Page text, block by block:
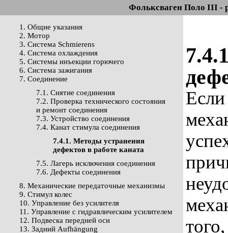
Фольксваген Поло III -
1. Общие указания
2. Мотор
3. Система Schmierens
4. Система охлаждения
5. Системы инъекции горючего
6. Система зажигания
7. Соединение
7.1. Снятие соединения
7.2. Проверка технического состояния
и ремонт соединения
7.3. Устройство соединения
7.4. Канат стимула соединения
7.4.1. Методы устранения
дефектов в работе каната
7.5. Лагерь исключения соединения
7.6. Дефекты соединения
8. Механические передаточные механизмы
9. Стимул колес
10. Управление без усилителя
11. Управление с гидравлическим усилителем
12. Подвеска передней оси
13. Задний Aufhängung
Если